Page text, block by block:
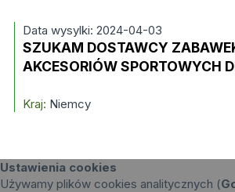
Data wysylki: 2024-04-03
SZUKAM DOSTAWCY
AKCESORIÓW SPORTOWYCH
Kraj: Niemcy
Ustawienia cookies
Używamy plików cookies analitycznych (